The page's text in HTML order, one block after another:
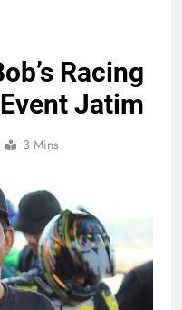
Racing
Jatim
3 Mins